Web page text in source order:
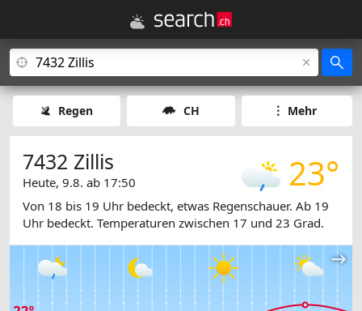
Regen CH Mehr
23°
7432 Zillis
Heute, 9.8. ab 17:50
Von 18 bis 19 Uhr bedeckt, etwas Regenschauer. Ab 19
Uhr bedeckt. Temperaturen zwischen 17 und 23 Grad.